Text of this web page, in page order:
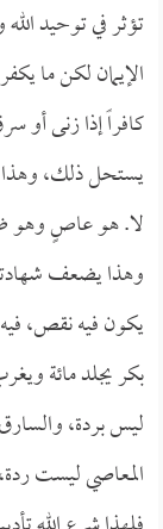
تؤثر في توحيد
الإيمان لكن ما
كافراً إذا زنى أو
يستحل ذلك، وهذا
لا. هو عاصٍ وهو
وهذا يضعف
يكون فيه نقص،
بكر يجلد مائة
ليس بردة،
المعاصي ليست